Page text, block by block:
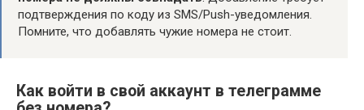
подтверждения по коду из SMS/Push-уведомления.
Помните, что добавлять чужие номера не стоит.
Как войти в свой аккаунт в телеграмме